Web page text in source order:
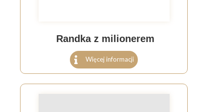
Randka z milionerem
Więcej informacji